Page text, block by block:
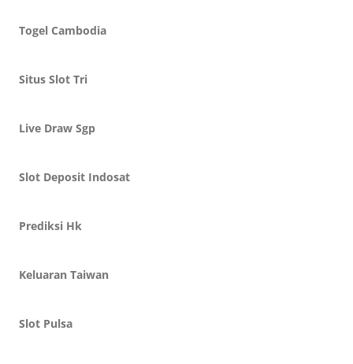
Togel Cambodia
Situs Slot Tri
Live Draw Sgp
Slot Deposit Indosat
Prediksi Hk
Keluaran Taiwan
Slot Pulsa